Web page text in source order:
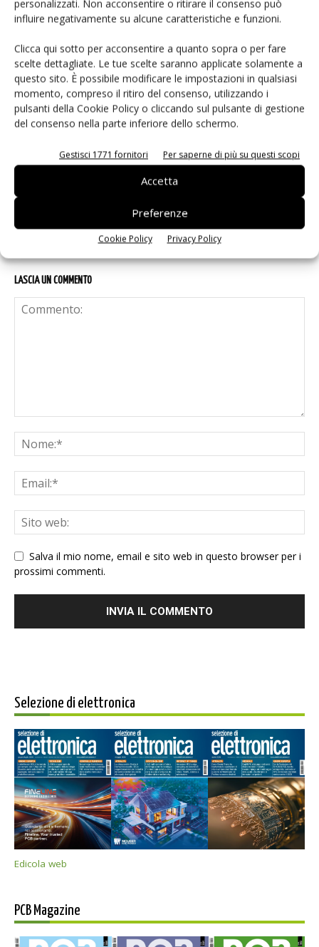
personalizzati. Non acconsentire o ritirare il consenso può
influire negativamente su alcune caratteristiche e funzioni.
Clicca qui sotto per acconsentire a quanto sopra o per fare
scelte dettagliate. Le tue scelte saranno applicate solamente a
questo sito. È possibile modificare le impostazioni in qualsiasi
momento, compreso il ritiro del consenso, utilizzando i
pulsanti della Cookie Policy o cliccando sul pulsante di gestione
del consenso nella parte inferiore dello schermo.
Gestisci 1771 fornitori Per saperne di più su questi scopi
Accetta
Preferenze
Cookie Policy Privacy Policy
Isolatori a stato solido per
l’automazione industriale
IA autonoma: la fiducia diventa
decisiva
Renesas lancia la piattaforma
MRDIMM Gen 3
LASCIA UN COMMENTO
Salva il mio nome, email e sito web in questo browser per i
prossimi commenti.
Selezione di elettronica
Edicola web
PCB Magazine